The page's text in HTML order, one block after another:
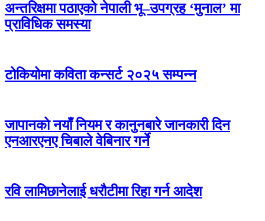
अन्तरिक्षमा पठाएको नेपाली भू–उपग्रह ‘मुनाल’ मा
प्राविधिक समस्या
टोकियोमा कविता कन्सर्ट २०२५ सम्पन्न
जापानको नयाँ नियम र कानुनबारे जानकारी दिन
एनआरएनए चिबाले वेबिनार गर्ने
रवि लामिछानेलाई धरौटीमा रिहा गर्न आदेश